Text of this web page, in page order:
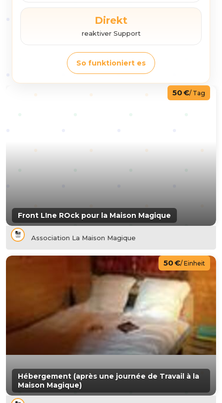
Direkt
reaktiver Support
So funktioniert es
Front LIne ROck pour la Maison Magique
50 €/ Tag
Association La Maison Magique
Hébergement (après une journée de Travail à la
Maison Magique)
50 €/ Einheit